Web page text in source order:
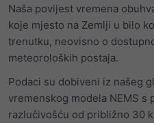
Naša povijest vremena
koje mjesto na Zemlji u bilo
trenutku, neovisno o
meteoroloških postaja.
Podaci su dobiveni iz našeg
vremenskog modela NEMS s
razlučivošću od približno 30